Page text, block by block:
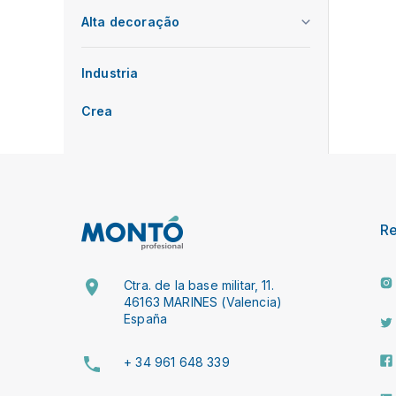
Alta decoração
Industria
Crea
Ctra. de la base militar, 11.
46163 MARINES (Valencia)
España
+ 34 961 648 339